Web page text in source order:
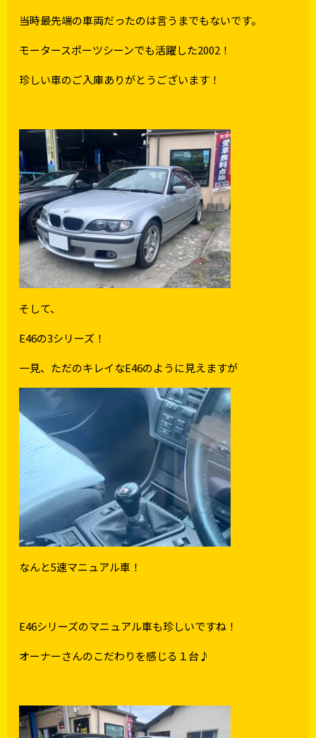
当時最先端の車両だったのは言うまでもないです。
モータースポーツシーンでも活躍した2002！
珍しい車のご入庫ありがとうございます！
そして、
E46の3シリーズ！
一見、ただのキレイなE46のように見えますが
なんと5速マニュアル車！
E46シリーズのマニュアル車も珍しいですね！
オーナーさんのこだわりを感じる１台♪